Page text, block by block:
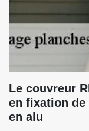
Le couvreur
en fixation de
en alu